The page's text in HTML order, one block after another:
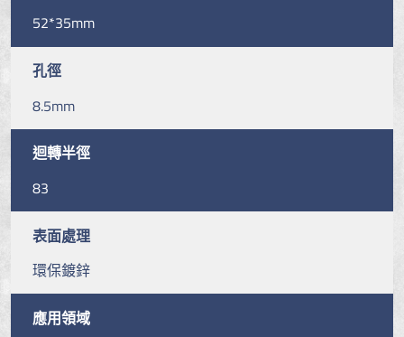
52*35mm
孔徑
8.5mm
迴轉半徑
83
表面處理
環保鍍鋅
應用領域